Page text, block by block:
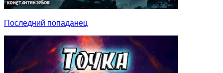
Последний попаданец